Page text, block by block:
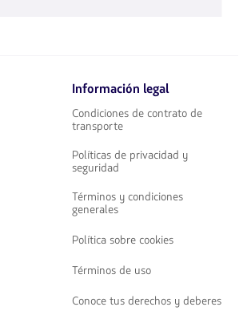
Información legal
Condiciones de contrato de
transporte
Políticas de privacidad y
seguridad
Términos y condiciones
generales
Política sobre cookies
Términos de uso
Conoce tus derechos y deberes